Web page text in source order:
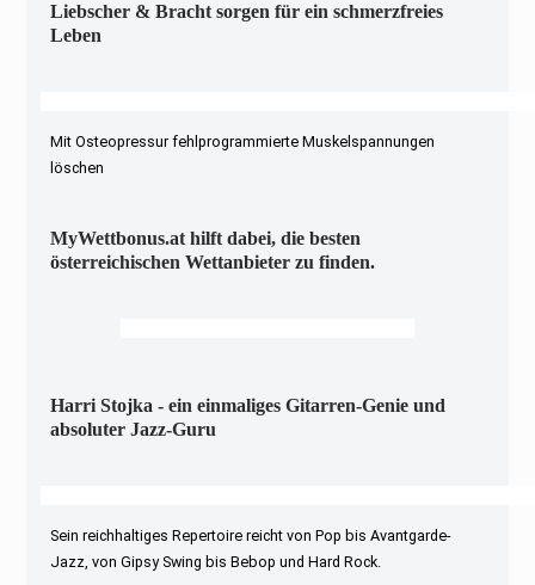
Liebscher & Bracht sorgen für ein schmerzfreies
Leben
Mit Osteopressur fehlprogrammierte Muskelspannungen
löschen
MyWettbonus.at hilft dabei, die besten
österreichischen Wettanbieter zu finden.
Harri Stojka - ein einmaliges Gitarren-Genie und
absoluter Jazz-Guru
Sein reichhaltiges Repertoire reicht von Pop bis Avantgarde-
Jazz, von Gipsy Swing bis Bebop und Hard Rock.